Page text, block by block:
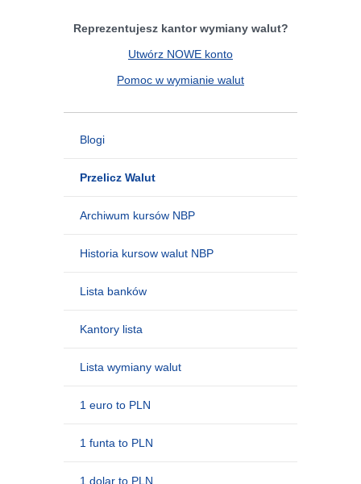
Reprezentujesz kantor wymiany walut?
Utwórz NOWE konto
Pomoc w wymianie walut
Blogi
Przelicz Walut
Archiwum kursów NBP
Historia kursow walut NBP
Lista banków
Kantory lista
Lista wymiany walut
1 euro to PLN
1 funta to PLN
1 dolar to PLN